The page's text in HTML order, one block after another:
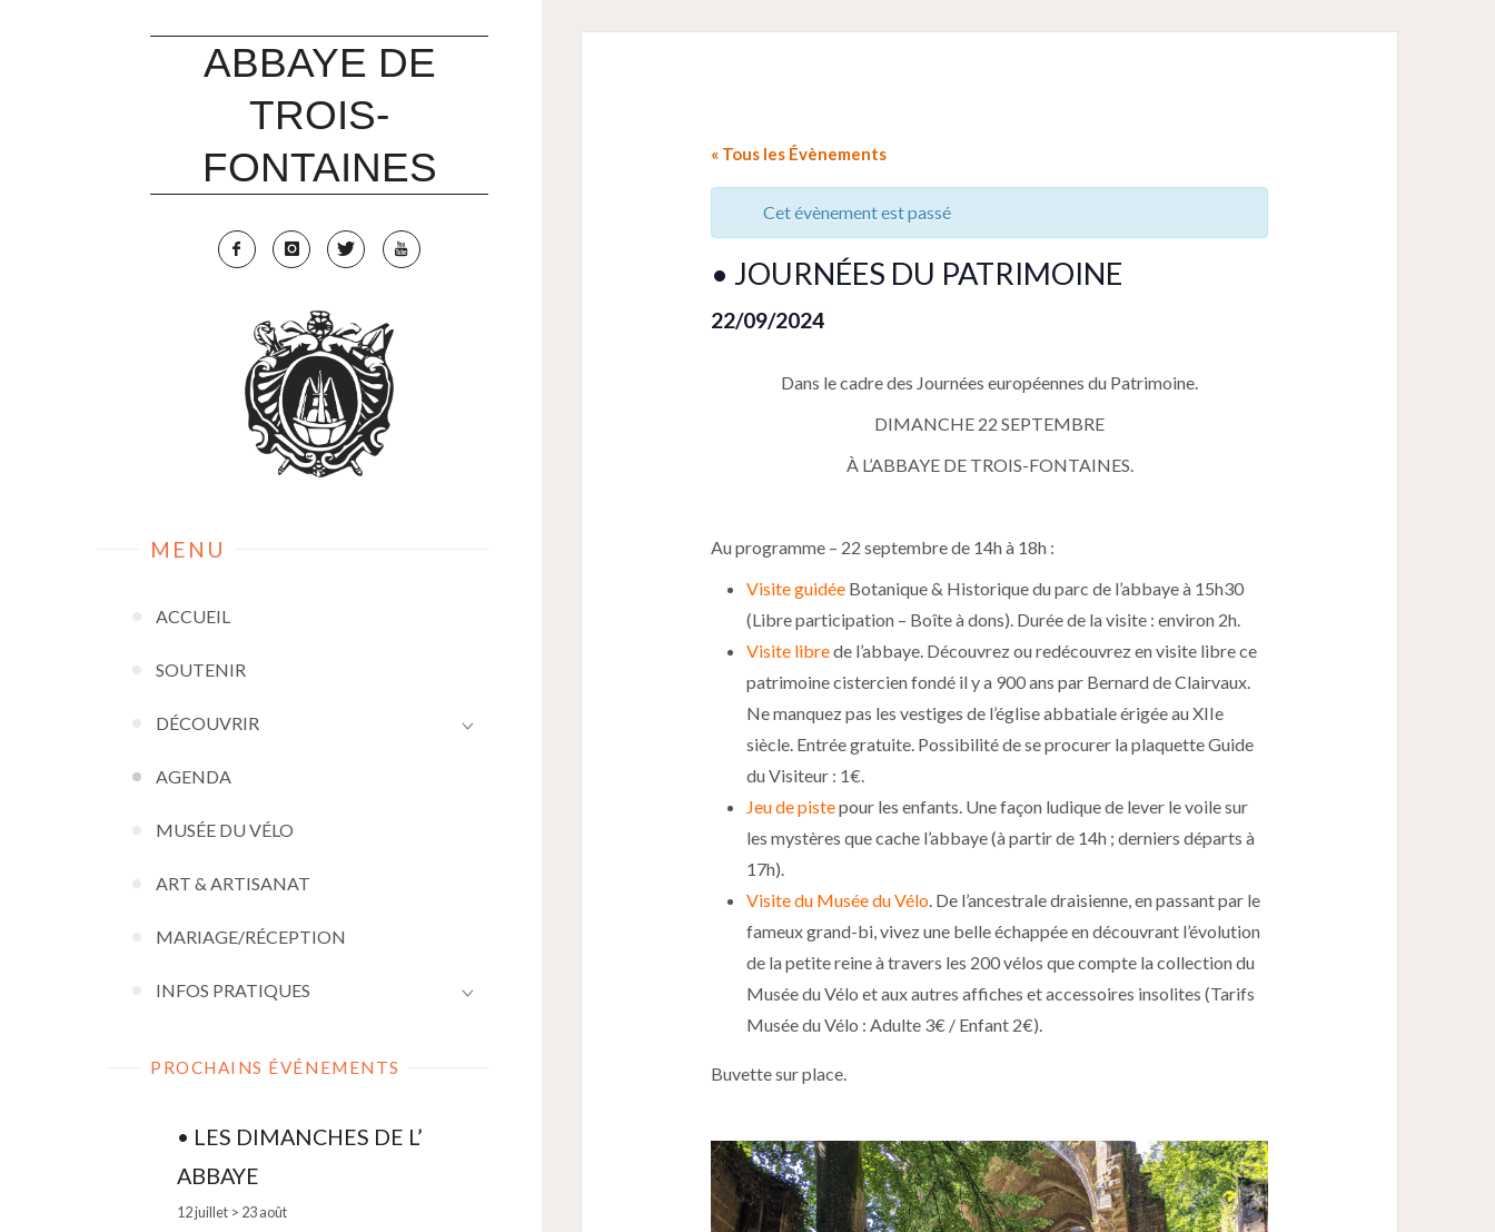
ABBAYE DE
TROIS-
FONTAINES
MENU
ACCUEIL
SOUTENIR
DÉCOUVRIR
AGENDA
MUSÉE DU VÉLO
ART & ARTISANAT
MARIAGE/RÉCEPTION
INFOS PRATIQUES
PROCHAINS ÉVÉNEMENTS
• LES DIMANCHES DE L’
ABBAYE
12 juillet > 23 août
« Tous les Évènements
Cet évènement est passé
• JOURNÉES DU PATRIMOINE
22/09/2024
Dans le cadre des Journées européennes du Patrimoine.
DIMANCHE 22 SEPTEMBRE
À L’ABBAYE DE TROIS-FONTAINES.
Au programme – 22 septembre de 14h à 18h :
Visite guidéeBotanique & Historique du parc de l’abbaye à 15h30
(Libre participation – Boîte à dons). Durée de la visite : environ 2h.
Visite librede l’abbaye. Découvrez ou redécouvrez en visite libre ce
patrimoine cistercien fondé il y a 900 ans par Bernard de Clairvaux.
Ne manquez pas les vestiges de l’église abbatiale érigée au XIIe
siècle. Entrée gratuite. Possibilité de se procurer la plaquette Guide
du Visiteur : 1€.
Jeu de pistepour les enfants. Une façon ludique de lever le voile sur
les mystères que cache l’abbaye (à partir de 14h ; derniers départs à
17h).
Visite du Musée du Vélo. De l’ancestrale draisienne, en passant par le
fameux grand-bi, vivez une belle échappée en découvrant l’évolution
de la petite reine à travers les 200 vélos que compte la collection du
Musée du Vélo et aux autres affiches et accessoires insolites (Tarifs
Musée du Vélo : Adulte 3€ / Enfant 2€).
Buvette sur place.